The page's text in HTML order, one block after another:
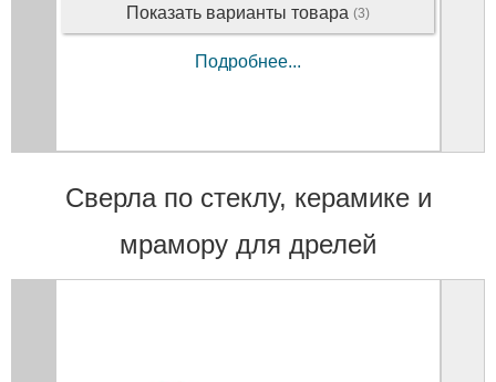
Показать варианты товара (3)
Подробнее...
Cверла по стеклу, керамике и
мрамору для дрелей